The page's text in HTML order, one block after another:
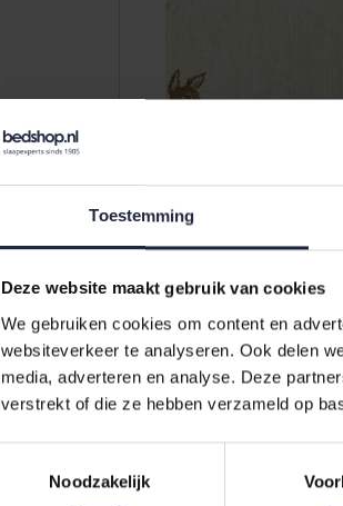
Toestemming
Deze website maakt gebruik van cookies
We gebruiken cookies om content en
websiteverkeer te analyseren. Ook delen
media, adverteren en analyse. Deze
verstrekt of die ze hebben verzameld op
Noodzakelijk
Sander placemat Huron
40 - Original
6,95